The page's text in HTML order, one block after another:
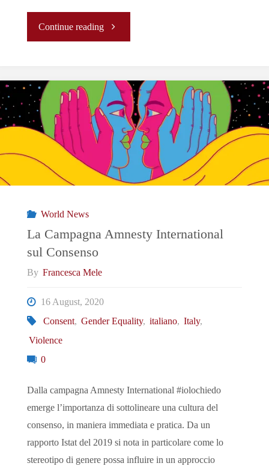
Continue reading"
Israele
–
Palestina:
Lo
Attuale
World News
La Campagna Amnesty International
sul Consenso
By Francesca Mele
16 August, 2020
Consent, Gender Equality, italiano, Italy,
Violence
0
Dalla campagna Amnesty International #iolochiedo
emerge l’importanza di sottolineare una cultura del
consenso, in maniera immediata e pratica. Da un
rapporto Istat del 2019 si nota in particolare come lo
stereotipo di genere possa influire in un approccio